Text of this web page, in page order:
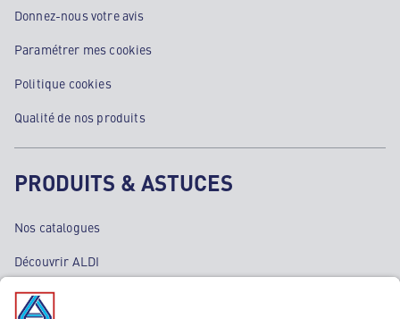
Donnez-nous votre avis
Paramétrer mes cookies
Politique cookies
Qualité de nos produits
PRODUITS & ASTUCES
Nos catalogues
Découvrir ALDI
Nos bons plans